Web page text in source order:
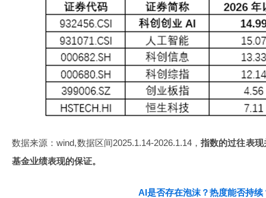
数据来源：wind,数据区间2025.1.14-2026.1.14，指数的过往表
基金业绩表现的保证。
AI是否存在泡沫？热度能否持续